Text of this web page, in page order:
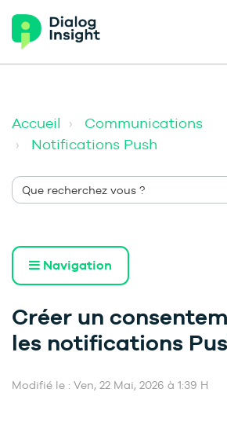
Accueil
Communications
Notifications Push
Navigation
Créer un
les notifications
Modifié le : Ven, 22 Mai, 2026 à 1:39 H